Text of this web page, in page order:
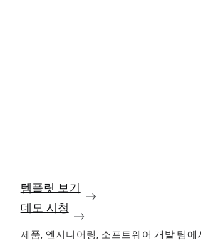
템플릿 보기
데모 시청
제품, 엔지니어링, 소프트웨어 개발 팀